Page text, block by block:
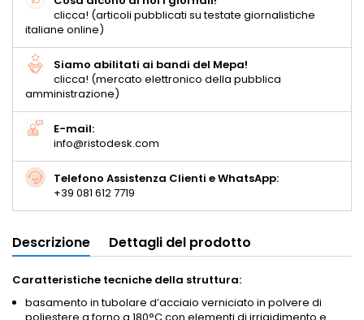
clicca! (articoli pubblicati su testate giornalistiche
italiane online)
Siamo abilitati ai bandi del Mepa!
clicca! (mercato elettronico della pubblica
amministrazione)
E-mail:
info@ristodesk.com
Telefono Assistenza Clienti e WhatsApp:
+39 081 612 7719
Descrizione Dettagli del prodotto
Caratteristiche tecniche della struttura:
basamento in tubolare d’acciaio verniciato in polvere di